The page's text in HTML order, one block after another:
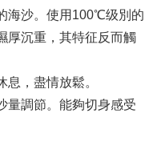
海沙。使用100℃级別的
厚沉重，其特征反而觸
，盡情放鬆。
量調節。能夠切身感受